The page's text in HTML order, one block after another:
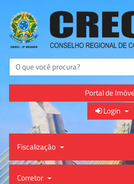
Buscar
Portal de
Login
Fiscalização
Corretor